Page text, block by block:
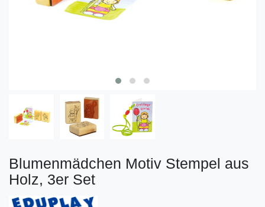
Blumenmädchen Motiv Stempel aus
Holz, 3er Set